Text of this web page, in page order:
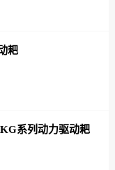
耙
系列动力驱动耙